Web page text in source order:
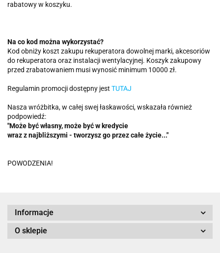
rabatowy w koszyku.
Na co kod można wykorzystać?
Kod obniży koszt zakupu rekuperatora dowolnej marki, akcesoriów
do rekuperatora oraz instalacji wentylacyjnej. Koszyk zakupowy
przed zrabatowaniem musi wynosić minimum 10000 zł.
Regulamin promocji dostępny jest TUTAJ
Nasza wróżbitka, w całej swej łaskawości, wskazała również
podpowiedź:
"Może być własny, może być w kredycie
wraz z najbliższymi - tworzysz go przez całe życie..."
POWODZENIA!
Informacje
O sklepie